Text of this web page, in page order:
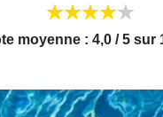
moyenne : 4,0 / 5 sur